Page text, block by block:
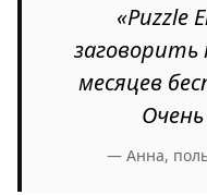
«Puzzle
заговорить
месяцев
— Анна,